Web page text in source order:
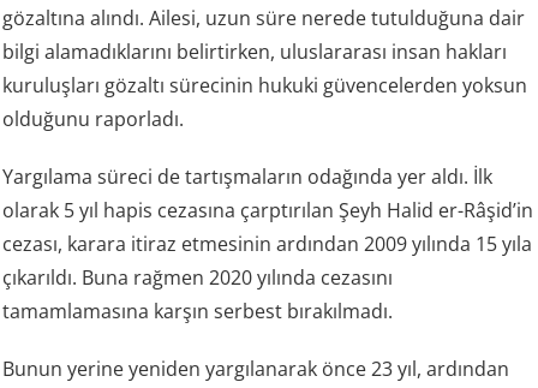
gözaltına alındı. Ailesi, uzun süre nerede tutulduğuna dair
bilgi alamadıklarını belirtirken, uluslararası insan hakları
kuruluşları gözaltı sürecinin hukuki güvencelerden yoksun
olduğunu raporladı.
Yargılama süreci de tartışmaların odağında yer aldı. İlk
olarak 5 yıl hapis cezasına çarptırılan Şeyh Halid er-Râşid’in
cezası, karara itiraz etmesinin ardından 2009 yılında 15 yıla
çıkarıldı. Buna rağmen 2020 yılında cezasını
tamamlamasına karşın serbest bırakılmadı.
Bunun yerine yeniden yargılanarak önce 23 yıl, ardından